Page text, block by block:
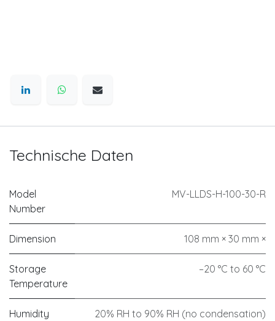
Technische Daten
Model
Number
MV-LLDS-H-100-30-R
Dimension 108 mm × 30 mm ×
Storage
Temperature
–20 °C to 60 °C
Humidity 20% RH to 90% RH (no condensation)